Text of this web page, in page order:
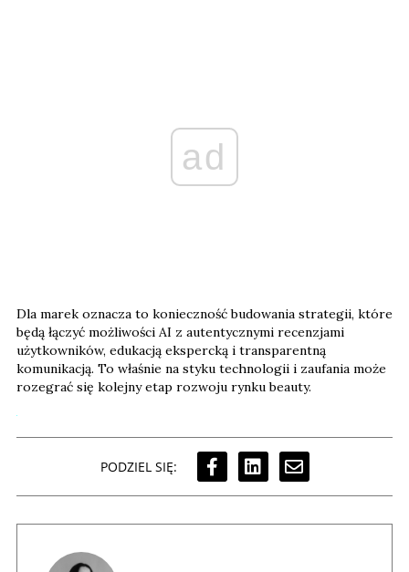
ad
Dla marek oznacza to konieczność budowania strategii, które
będą łączyć możliwości AI z autentycznymi recenzjami
użytkowników, edukacją ekspercką i transparentną
komunikacją. To właśnie na styku technologii i zaufania może
rozegrać się kolejny etap rozwoju rynku beauty.
PODZIEL SIĘ: